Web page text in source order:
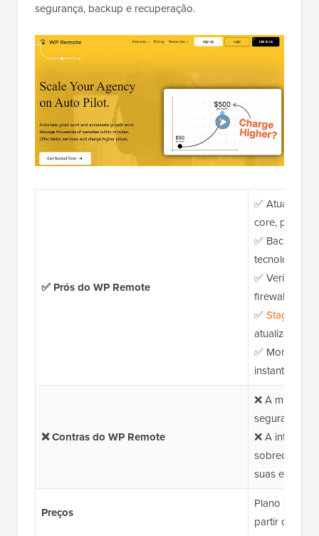
segurança, backup e recuperação.
✅ Prós do WP Remote
✅
core, plugins
✅ Backups
tecnologia
✅
firewall e
✅Staging
atualizações
✅
instantâneos
❌ Contras do WP Remote
❌ A maioria
segurança e
❌ A
suas
Preços
Plano
partir de